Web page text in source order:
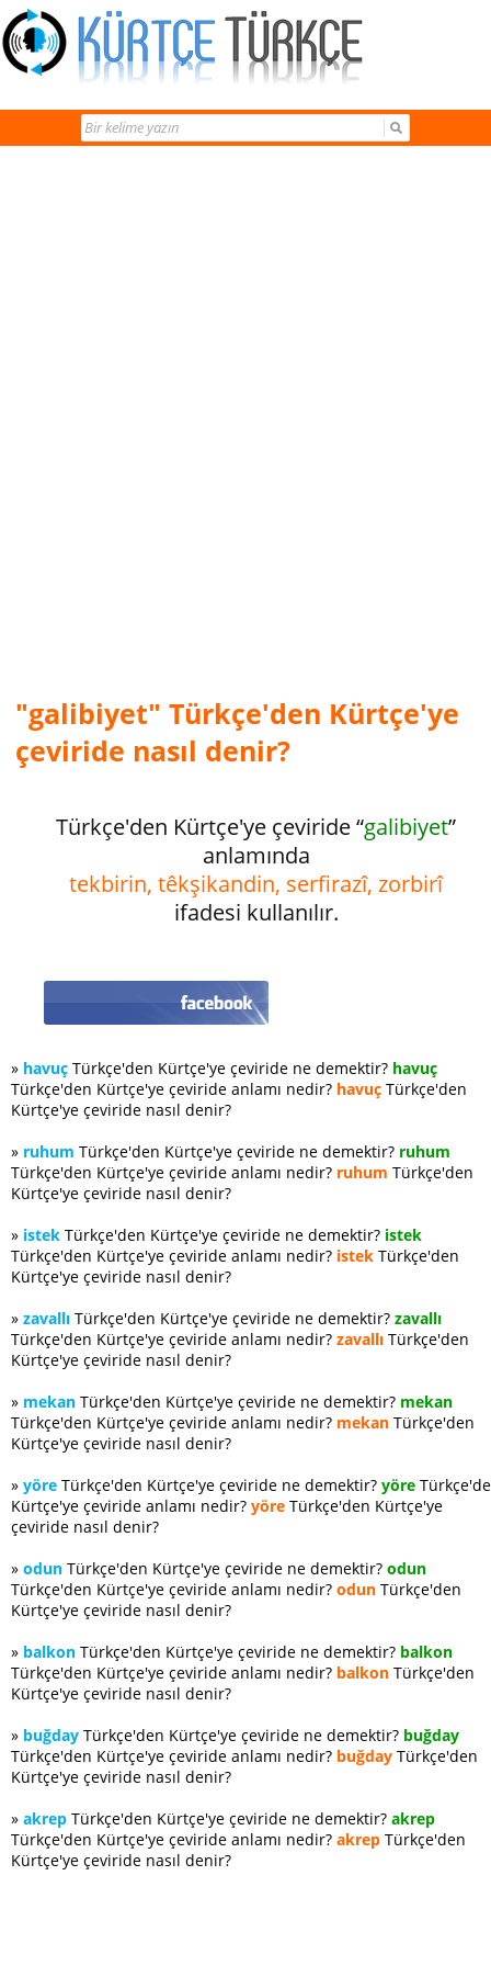
"galibiyet" Türkçe'den Kürtçe'ye
çeviride nasıl denir?
Türkçe'den Kürtçe'ye çeviride “galibiyet”
anlamında
tekbirin, têkşikandin, serfirazî, zorbirî
ifadesi kullanılır.
» havuç Türkçe'den Kürtçe'ye çeviride ne demektir? havuç
Türkçe'den Kürtçe'ye çeviride anlamı nedir? havuç Türkçe'den
Kürtçe'ye çeviride nasıl denir?
» ruhum Türkçe'den Kürtçe'ye çeviride ne demektir? ruhum
Türkçe'den Kürtçe'ye çeviride anlamı nedir? ruhum Türkçe'den
Kürtçe'ye çeviride nasıl denir?
» istek Türkçe'den Kürtçe'ye çeviride ne demektir? istek
Türkçe'den Kürtçe'ye çeviride anlamı nedir? istek Türkçe'den
Kürtçe'ye çeviride nasıl denir?
» zavallı Türkçe'den Kürtçe'ye çeviride ne demektir? zavallı
Türkçe'den Kürtçe'ye çeviride anlamı nedir? zavallı Türkçe'den
Kürtçe'ye çeviride nasıl denir?
» mekan Türkçe'den Kürtçe'ye çeviride ne demektir? mekan
Türkçe'den Kürtçe'ye çeviride anlamı nedir? mekan Türkçe'den
Kürtçe'ye çeviride nasıl denir?
» yöre Türkçe'den Kürtçe'ye çeviride ne demektir? yöre
Kürtçe'ye çeviride anlamı nedir? yöre Türkçe'den Kürtçe'ye
çeviride nasıl denir?
» odun Türkçe'den Kürtçe'ye çeviride ne demektir? odun
Türkçe'den Kürtçe'ye çeviride anlamı nedir? odun Türkçe'den
Kürtçe'ye çeviride nasıl denir?
» balkon Türkçe'den Kürtçe'ye çeviride ne demektir? balkon
Türkçe'den Kürtçe'ye çeviride anlamı nedir? balkon Türkçe'den
Kürtçe'ye çeviride nasıl denir?
» buğday Türkçe'den Kürtçe'ye çeviride ne demektir? buğday
Türkçe'den Kürtçe'ye çeviride anlamı nedir? buğday Türkçe'den
Kürtçe'ye çeviride nasıl denir?
» akrep Türkçe'den Kürtçe'ye çeviride ne demektir? akrep
Türkçe'den Kürtçe'ye çeviride anlamı nedir? akrep Türkçe'den
Kürtçe'ye çeviride nasıl denir?